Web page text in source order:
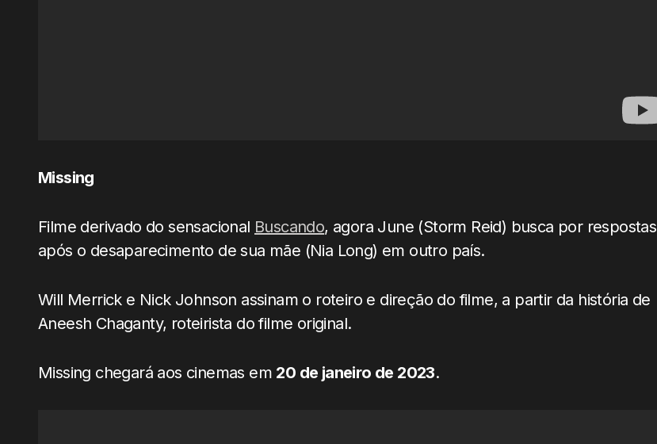
Missing
Filme derivado do sensacional Buscando, agora June (Storm Reid) busca por respostas
após o desaparecimento de sua mãe (Nia Long) em outro país.
Will Merrick e Nick Johnson assinam o roteiro e direção do filme, a partir da história de
Aneesh Chaganty, roteirista do filme original.
Missing chegará aos cinemas em 20 de janeiro de 2023.